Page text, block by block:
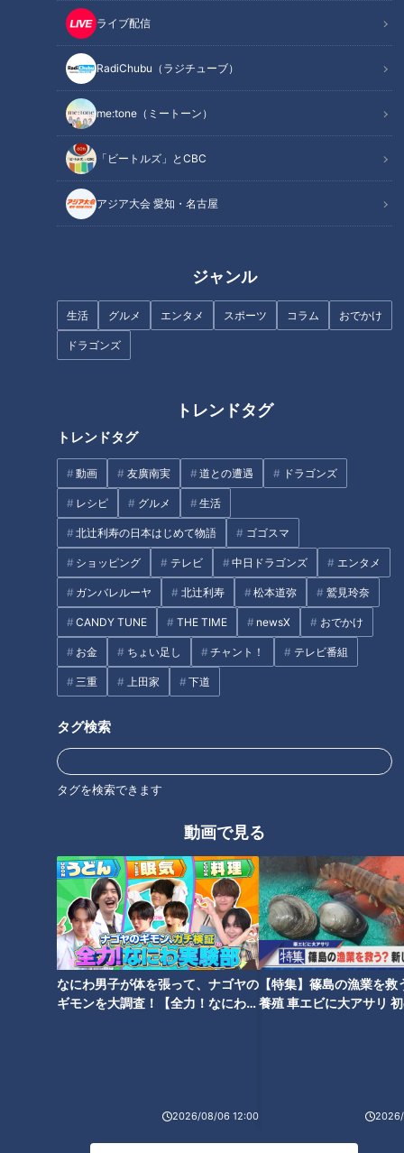
ライブ配信
RadiChubu（ラジチューブ）
me:tone（ミートーン）
「ビートルズ」とCBC
アジア大会 愛知・名古屋
ジャンル
生活 グルメ エンタメ スポーツ コラム おでかけ
ドラゴンズ
トレンドタグ
トレンドタグ
動画 友廣南実 道との遭遇 ドラゴンズ
レシピ グルメ 生活
北辻利寿の日本はじめて物語 ゴゴスマ
ショッピング テレビ 中日ドラゴンズ エンタメ
ガンバレルーヤ 北辻利寿 松本道弥 鷲見玲奈
CANDY TUNE THE TIME newsX おでかけ
お金 ちょい足し チャント！ テレビ番組
三重 上田家 下道
タグ検索
タグを検索できます
動画で見る
なにわ男子が体を張って、ナゴヤの
ギモンを大調査！【全力！なにわ実
2026/08/06 12:00
【特集】篠島の漁業を救
養殖 車エビに大アサリ
「今日は平日なのですが大安吉日で、息子の結婚式に行ってき
ます。ふたりとも末永く幸せに」（Aさん）
つボイ「おめでたい日ですね。今日は天気もいいですし」
これから息子さんの結婚式に出向くというAさん。まさにハレ
の日の投稿ですが、小高には心配ごとがある様子。
小高「友達の結婚式もそうですが、新郎新婦の親族ましてや親
つボイ「なにやら実感がこもっていますね」
小高「いろんなテーブルに回って挨拶したりね、これが意外と
挙式前の両家のあいさつに始まり、披露宴中の謝辞、ゲスト見
送り時のプチギフトの手渡しなど、思った以上に忙しいのが新
郎新婦の両親です。
つボイ「当人はもちろん大変だけど、親御さんも大変だと」
バージンロードにて
仕事で結婚式の司会をしている山本からこんな話が。
山本「最近は新郎新婦の両親が一緒に参加するタイプの挙式が
とても多いんですよ」
両親が参加する場面として特に多いのは、キリスト教系の結婚
式においてバージンロードを歩いて祭壇まで向かう時。挙式に
山本「最初に新郎さんがバージンロードに入場された時は、お
父さんにグローブを渡してもらって、お母さんにジャケットを
着せてもらって。
続いて新婦さんが入場した時は、ベールダウンセレモニーとい
ってお母さんがベールを降ろすんです。そうして最後の支度を
整えてもらった後、お父さんが新郎さんの元までエスコートす